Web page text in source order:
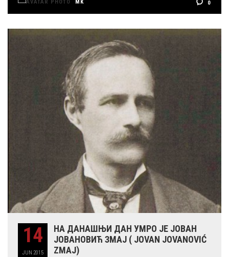
MK 0
14
JUN 2015
НА ДАНАШЊИ ДАН УМРО ЈЕ ЈОВАН
ЈОВАНОВИЋ ЗМАЈ ( JOVAN JOVANOVIĆ
ZMAJ)